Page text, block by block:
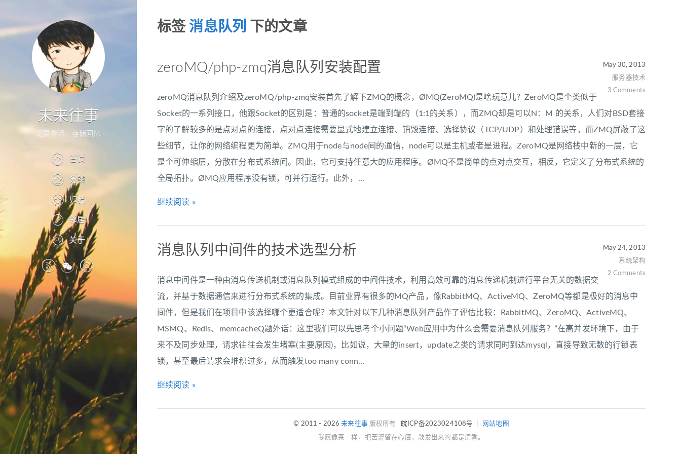
未来往事
记录生活，存储回忆
首页
分类
归档
邻居
关于
标签 消息队列 下的文章
May 30, 2013
服务器技术
3 Comments
zeroMQ/php-zmq消息队列安装配置
zeroMQ消息队列介绍及zeroMQ/php-zmq安装首先了解下ZMQ的概念，ØMQ(ZeroMQ)是啥玩意儿？ZeroMQ是个类似于
Socket的一系列接口，他跟Socket的区别是：普通的socket是端到端的（1:1的关系），而ZMQ却是可以N：M 的关系，人们对BSD套接
字的了解较多的是点对点的连接，点对点连接需要显式地建立连接、销毁连接、选择协议（TCP/UDP）和处理错误等，而ZMQ屏蔽了这
些细节，让你的网络编程更为简单。ZMQ用于node与node间的通信，node可以是主机或者是进程。ZeroMQ是网络栈中新的一层，它
是个可伸缩层，分散在分布式系统间。因此，它可支持任意大的应用程序。ØMQ不是简单的点对点交互，相反，它定义了分布式系统的
全局拓扑。ØMQ应用程序没有锁，可并行运行。此外，...
继续阅读 »
May 24, 2013
系统架构
2 Comments
消息队列中间件的技术选型分析
消息中间件是一种由消息传送机制或消息队列模式组成的中间件技术，利用高效可靠的消息传递机制进行平台无关的数据交
流，并基于数据通信来进行分布式系统的集成。目前业界有很多的MQ产品，像RabbitMQ、ActiveMQ、ZeroMQ等都是极好的消息中
间件，但是我们在项目中该选择哪个更适合呢？本文针对以下几种消息队列产品作了评估比较：RabbitMQ、ZeroMQ、ActiveMQ、
MSMQ、Redis、memcacheQ题外话：这里我们可以先思考个小问题“Web应用中为什么会需要消息队列服务？”在高并发环境下，由于
来不及同步处理，请求往往会发生堵塞(主要原因)，比如说，大量的insert，update之类的请求同时到达mysql，直接导致无数的行锁表
锁，甚至最后请求会堆积过多，从而触发too many conn...
继续阅读 »
© 2011 - 2026未来往事 版权所有 皖ICP备2023024108号 网站地图
我愿像茶一样，把苦涩留在心底，散发出来的都是清香。